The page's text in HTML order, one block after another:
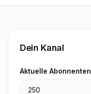
Dein Kanal
Aktuelle Abonnenten